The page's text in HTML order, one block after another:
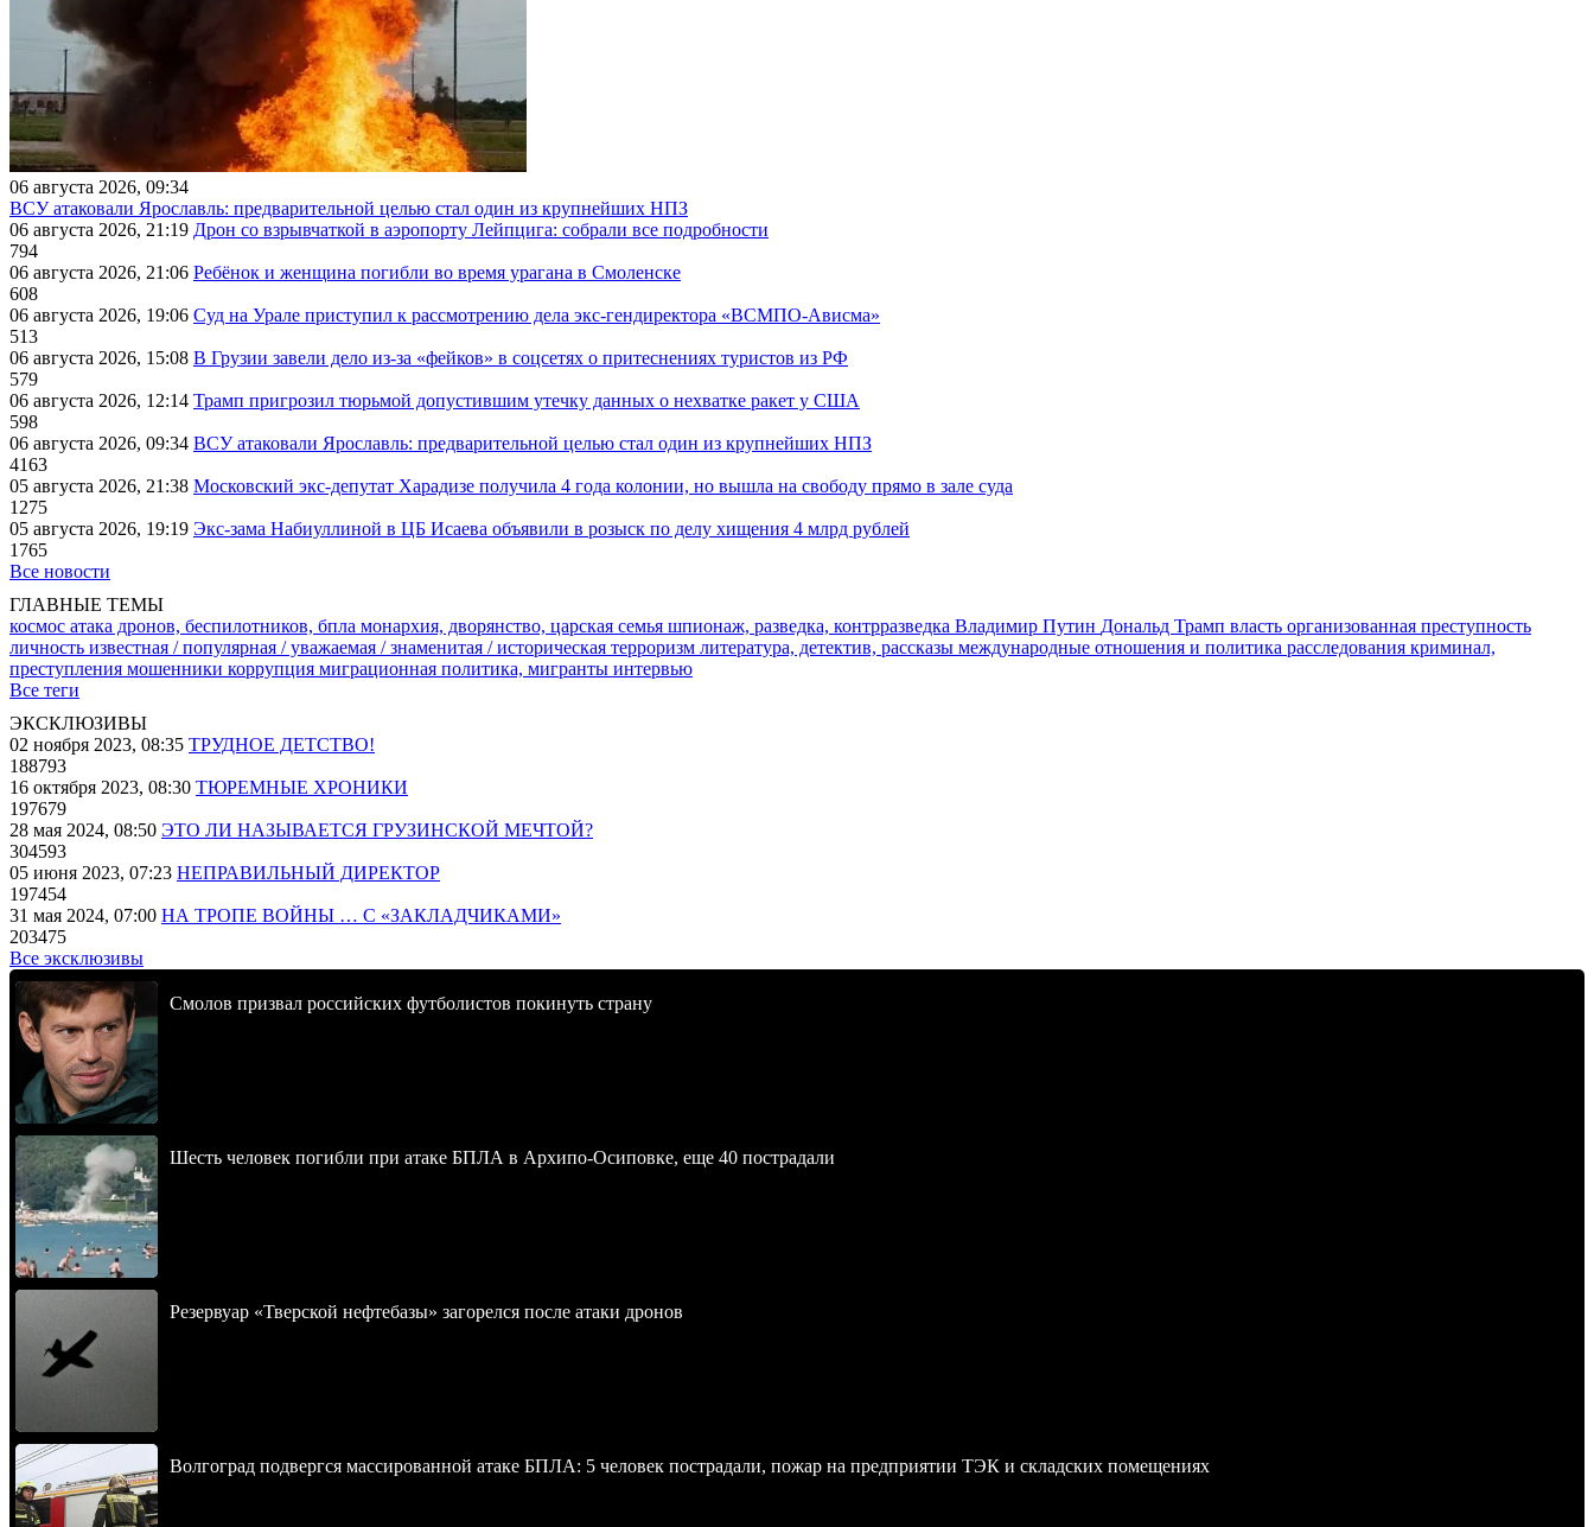
06 августа 2026, 09:34
ВСУ атаковали Ярославль: предварительной целью стал один из крупнейших НПЗ
06 августа 2026, 21:19 Дрон со взрывчаткой в аэропорту Лейпцига: собрали все подробности
794
06 августа 2026, 21:06 Ребёнок и женщина погибли во время урагана в Смоленске
608
06 августа 2026, 19:06 Суд на Урале приступил к рассмотрению дела экс-гендиректора «ВСМПО-Ависма»
513
06 августа 2026, 15:08 В Грузии завели дело из-за «фейков» в соцсетях о притеснениях туристов из РФ
579
06 августа 2026, 12:14 Трамп пригрозил тюрьмой допустившим утечку данных о нехватке ракет у США
598
06 августа 2026, 09:34 ВСУ атаковали Ярославль: предварительной целью стал один из крупнейших НПЗ
4163
05 августа 2026, 21:38 Московский экс-депутат Харадизе получила 4 года колонии, но вышла на свободу прямо в зале суда
1275
05 августа 2026, 19:19 Экс-зама Набиуллиной в ЦБ Исаева объявили в розыск по делу хищения 4 млрд рублей
1765
Все новости
ГЛАВНЫЕ ТЕМЫ
космос атака дронов, беспилотников, бпла монархия, дворянство, царская семья шпионаж, разведка, контрразведка Владимир Путин Дональд Трамп власть организованная преступность
личность известная / популярная / уважаемая / знаменитая / историческая терроризм литература, детектив, рассказы международные отношения и политика расследования криминал,
преступления мошенники коррупция миграционная политика, мигранты интервью
Все теги
ЭКСКЛЮЗИВЫ
02 ноября 2023, 08:35 ТРУДНОЕ ДЕТСТВО!
188793
16 октября 2023, 08:30 ТЮРЕМНЫЕ ХРОНИКИ
197679
28 мая 2024, 08:50 ЭТО ЛИ НАЗЫВАЕТСЯ ГРУЗИНСКОЙ МЕЧТОЙ?
304593
05 июня 2023, 07:23 НЕПРАВИЛЬНЫЙ ДИРЕКТОР
197454
31 мая 2024, 07:00 НА ТРОПЕ ВОЙНЫ … С «ЗАКЛАДЧИКАМИ»
203475
Все эксклюзивы
Смолов призвал российских футболистов покинуть страну
Шесть человек погибли при атаке БПЛА в Архипо-Осиповке, еще 40 пострадали
Резервуар «Тверской нефтебазы» загорелся после атаки дронов
Волгоград подвергся массированной атаке БПЛА: 5 человек пострадали, пожар на предприятии ТЭК и складских помещениях